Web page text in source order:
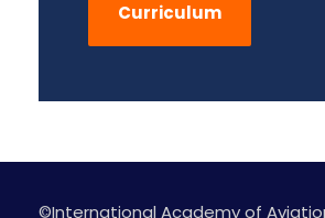
Curriculum
©International Academy of